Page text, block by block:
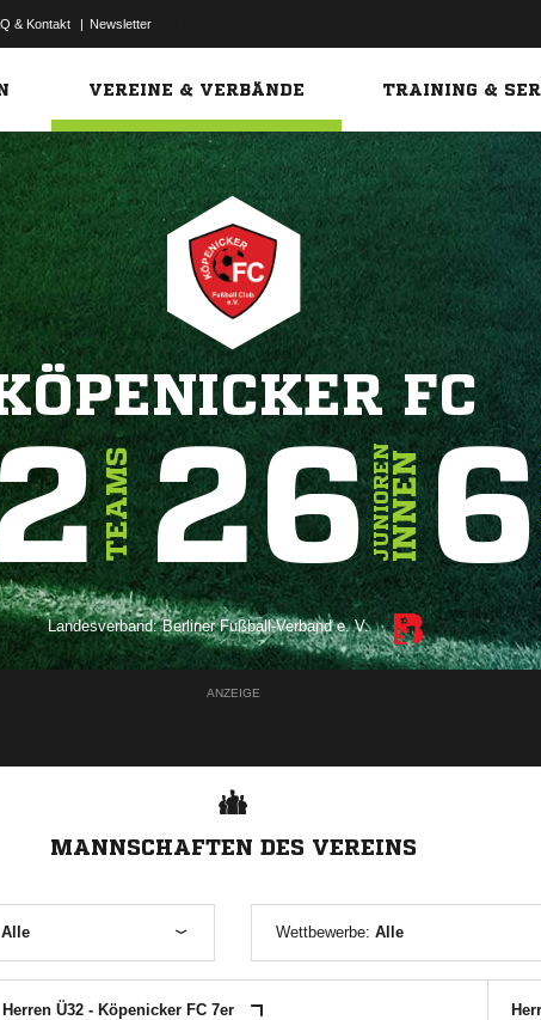
& Kontakt | Newsletter
VEREINE & VERBÄNDE TRAINING &
FC
TEAMS26JUNIORENINNEN6
Landesverband:Berliner Fußball-Verband e. V.
ANZEIGE
MANNSCHAFTEN DES VEREINS
Alle Wettbewerbe: Alle
Herren Ü32 - Köpenicker FC 7er